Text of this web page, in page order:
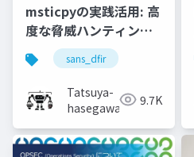
msticpyの実践活用: 高
度な脅威ハンティング
を実現すべくSIEMとの
虹の懸け橋となる
sans_dfir
Tatsuya-
hasegawa
9.7K